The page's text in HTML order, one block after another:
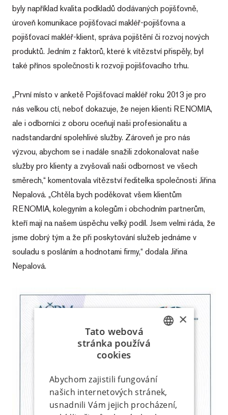
byly například kvalita podkladů dodávaných pojišťovně,
úroveň komunikace pojišťovací makléř-pojišťovna a
pojišťovací makléř-klient, správa pojištění či rozvoj nových
produktů. Jedním z faktorů, které k vítězství přispěly, byl
také přínos společnosti k rozvoji pojišťovacího trhu.
„První místo v anketě Pojišťovací makléř roku 2013 je pro
nás velkou ctí, neboť dokazuje, že nejen klienti RENOMIA,
ale i odborníci z oboru oceňují naši profesionalitu a
nadstandardní spolehlivé služby. Zároveň je pro nás
výzvou, abychom se i nadále snažili zdokonalovat naše
služby pro klienty a zvyšovali naši odbornost ve všech
směrech,“ komentovala vítězství ředitelka společnosti Jiřina
Nepalová. „Chtěla bych poděkovat všem klientům
RENOMIA, kolegyním a kolegům i obchodním partnerům,
kteří mají na našem úspěchu velký podíl. Jsem velmi ráda, že
jsme dobrý tým a že při poskytování služeb jednáme v
souladu s posláním a hodnotami firmy,“ dodala Jiřina
Nepalová.
×
Tato webová
stránka používá
cookies
Abychom zajistili fungování
našich internetových stránek,
usnadnili Vám jejich procházení,